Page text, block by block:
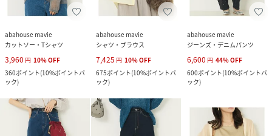
abahouse mavie
カットソー・Tシャツ
3,960 円 10%OFF
360ポイント(10%ポイントバ
ック)
abahouse mavie
シャツ・ブラウス
7,425 円 10%OFF
675ポイント(10%ポイントバ
ック)
abahouse mavie
ジーンズ・デニムパンツ
6,600 円 44%OFF
600ポイント(10%ポイントバ
ック)